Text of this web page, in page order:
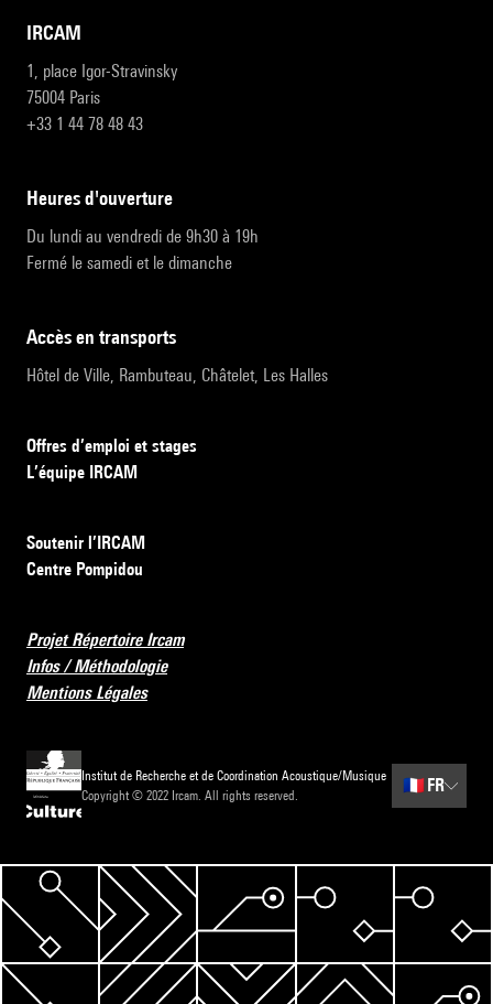
IRCAM
1, place Igor-Stravinsky
75004 Paris
+33 1 44 78 48 43
heures d'ouverture
Du lundi au vendredi de 9h30 à 19h
Fermé le samedi et le dimanche
accès en transports
Hôtel de Ville, Rambuteau, Châtelet, Les Halles
Offres d’emploi et stages
L’équipe IRCAM
Soutenir l’IRCAM
Centre Pompidou
Projet Répertoire Ircam
Infos / Méthodologie
Mentions Légales
Institut de Recherche et de Coordination Acoustique/Musique
Copyright © 2022 Ircam. All rights reserved.
🇫🇷 FR